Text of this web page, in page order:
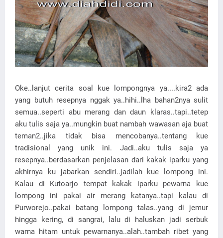
Oke..lanjut cerita soal kue lompongnya ya....kira2 ada
yang butuh resepnya nggak ya..hihi..lha bahan2nya sulit
semua..seperti abu merang dan daun klaras..tapi..tetep
aku tulis saja ya..mungkin buat nambah wawasan aja buat
teman2..jika tidak bisa mencobanya..tentang kue
tradisional yang unik ini. Jadi..aku tulis saja ya
resepnya..berdasarkan penjelasan dari kakak iparku yang
akhirnya ku jabarkan sendiri..jadilah kue lompong ini.
Kalau di Kutoarjo tempat kakak iparku pewarna kue
lompong ini pakai air merang katanya..tapi kalau di
Purworejo..pakai batang lompong talas..yang di jemur
hingga kering, di sangrai, lalu di haluskan jadi serbuk
warna hitam untuk pewarnanya..alah..tambah ribet yang